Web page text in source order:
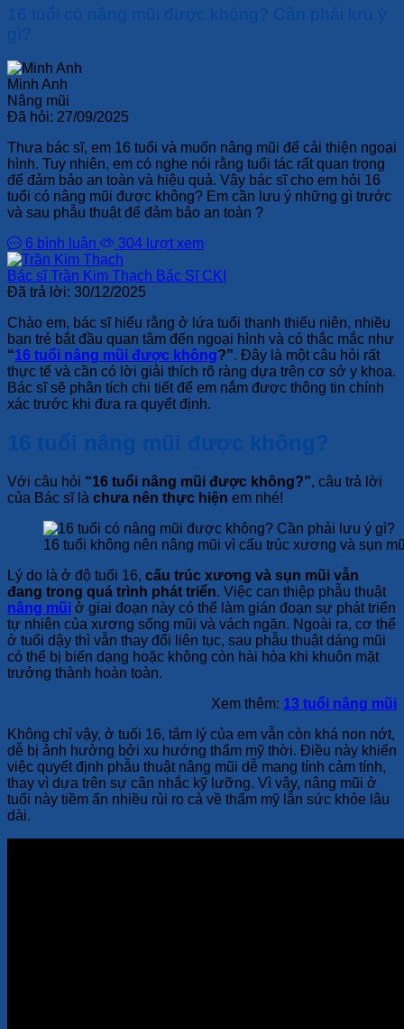
16 tuổi có nâng mũi được không? Cần phải lưu ý
gì?
Minh Anh
Nâng mũi
Đã hỏi: 27/09/2025
Thưa bác sĩ, em 16 tuổi và muốn nâng mũi để cải thiện ngoại
hình. Tuy nhiên, em có nghe nói rằng tuổi tác rất quan trọng
để đảm bảo an toàn và hiệu quả. Vậy bác sĩ cho em hỏi 16
tuổi có nâng mũi được không? Em cần lưu ý những gì trước
và sau phẫu thuật để đảm bảo an toàn ?
6 bình luận
304 lượt xem
Bác sĩ Trần Kim Thạch Bác Sĩ CKI
Đã trả lời: 30/12/2025
Chào em, bác sĩ hiểu rằng ở lứa tuổi thanh thiếu niên, nhiều
bạn trẻ bắt đầu quan tâm đến ngoại hình và có thắc mắc như
“16 tuổi nâng mũi được không?”. Đây là một câu hỏi rất
thực tế và cần có lời giải thích rõ ràng dựa trên cơ sở y khoa.
Bác sĩ sẽ phân tích chi tiết để em nắm được thông tin chính
xác trước khi đưa ra quyết định.
16 tuổi nâng mũi được không?
Với câu hỏi “16 tuổi nâng mũi được không?”, câu trả lời
của Bác sĩ là chưa nên thực hiện em nhé!
16 tuổi không nên nâng mũi vì cấu trúc xương và sụn
Lý do là ở độ tuổi 16, cấu trúc xương và sụn mũi vẫn
đang trong quá trình phát triển. Việc can thiệp phẫu thuật
nâng mũi ở giai đoạn này có thể làm gián đoạn sự phát triển
tự nhiên của xương sống mũi và vách ngăn. Ngoài ra, cơ thể
ở tuổi dậy thì vẫn thay đổi liên tục, sau phẫu thuật dáng mũi
có thể bị biến dạng hoặc không còn hài hòa khi khuôn mặt
trưởng thành hoàn toàn.
Xem thêm: 13 tuổi nâng mũi
Không chỉ vậy, ở tuổi 16, tâm lý của em vẫn còn khá non nớt,
dễ bị ảnh hưởng bởi xu hướng thẩm mỹ thời. Điều này khiến
việc quyết định phẫu thuật nâng mũi dễ mang tính cảm tính,
thay vì dựa trên sự cân nhắc kỹ lưỡng. Vì vậy, nâng mũi ở
tuổi này tiềm ẩn nhiều rủi ro cả về thẩm mỹ lẫn sức khỏe lâu
dài.